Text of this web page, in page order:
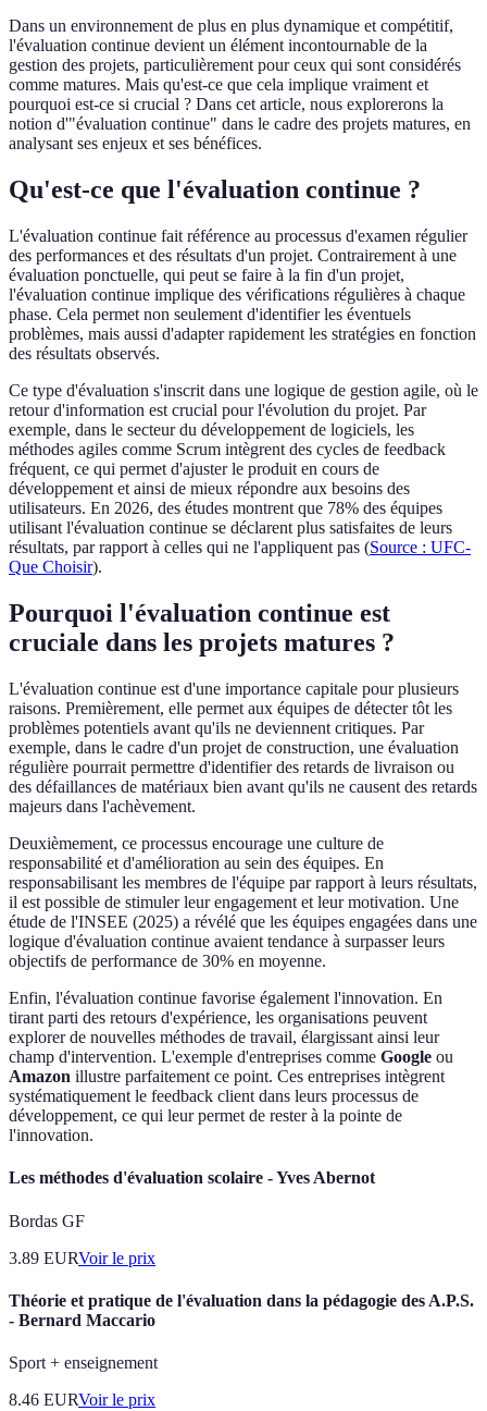
Dans un environnement de plus en plus dynamique et compétitif,
l'évaluation continue devient un élément incontournable de la
gestion des projets, particulièrement pour ceux qui sont considérés
comme matures. Mais qu'est-ce que cela implique vraiment et
pourquoi est-ce si crucial ? Dans cet article, nous explorerons la
notion d'"évaluation continue" dans le cadre des projets matures, en
analysant ses enjeux et ses bénéfices.
Qu'est-ce que l'évaluation continue ?
L'évaluation continue fait référence au processus d'examen régulier
des performances et des résultats d'un projet. Contrairement à une
évaluation ponctuelle, qui peut se faire à la fin d'un projet,
l'évaluation continue implique des vérifications régulières à chaque
phase. Cela permet non seulement d'identifier les éventuels
problèmes, mais aussi d'adapter rapidement les stratégies en fonction
des résultats observés.
Ce type d'évaluation s'inscrit dans une logique de gestion agile, où le
retour d'information est crucial pour l'évolution du projet. Par
exemple, dans le secteur du développement de logiciels, les
méthodes agiles comme Scrum intègrent des cycles de feedback
fréquent, ce qui permet d'ajuster le produit en cours de
développement et ainsi de mieux répondre aux besoins des
utilisateurs. En 2026, des études montrent que 78% des équipes
utilisant l'évaluation continue se déclarent plus satisfaites de leurs
résultats, par rapport à celles qui ne l'appliquent pas (Source : UFC-
Que Choisir).
Pourquoi l'évaluation continue est
cruciale dans les projets matures ?
L'évaluation continue est d'une importance capitale pour plusieurs
raisons. Premièrement, elle permet aux équipes de détecter tôt les
problèmes potentiels avant qu'ils ne deviennent critiques. Par
exemple, dans le cadre d'un projet de construction, une évaluation
régulière pourrait permettre d'identifier des retards de livraison ou
des défaillances de matériaux bien avant qu'ils ne causent des retards
majeurs dans l'achèvement.
Deuxièmement, ce processus encourage une culture de
responsabilité et d'amélioration au sein des équipes. En
responsabilisant les membres de l'équipe par rapport à leurs résultats,
il est possible de stimuler leur engagement et leur motivation. Une
étude de l'INSEE (2025) a révélé que les équipes engagées dans une
logique d'évaluation continue avaient tendance à surpasser leurs
objectifs de performance de 30% en moyenne.
Enfin, l'évaluation continue favorise également l'innovation. En
tirant parti des retours d'expérience, les organisations peuvent
explorer de nouvelles méthodes de travail, élargissant ainsi leur
champ d'intervention. L'exemple d'entreprises comme Google ou
Amazon illustre parfaitement ce point. Ces entreprises intègrent
systématiquement le feedback client dans leurs processus de
développement, ce qui leur permet de rester à la pointe de
l'innovation.
Les méthodes d'évaluation scolaire - Yves Abernot
Bordas GF
3.89 EURVoir le prix
Théorie et pratique de l'évaluation dans la pédagogie des A.P.S.
- Bernard Maccario
Sport + enseignement
8.46 EURVoir le prix